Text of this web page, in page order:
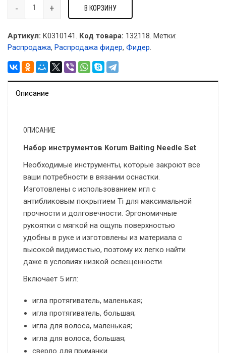
В КОРЗИНУ
Артикул: K0310141. Код товара: 132118. Метки:
Распродажа, Распродажа фидер, Фидер.
Описание
ОПИСАНИЕ
Набор инструментов Korum Baiting Needle Set
Необходимые инструменты, которые закроют все
ваши потребности в вязании оснастки.
Изготовлены с использованием игл с
антибликовым покрытием Ti для максимальной
прочности и долговечности. Эргономичные
рукоятки с мягкой на ощупь поверхностью
удобны в руке и изготовлены из материала с
высокой видимостью, поэтому их легко найти
даже в условиях низкой освещенности.
Включает 5 игл:
игла протягиватель, маленькая;
игла протягиватель, большая;
игла для волоса, маленькая;
игла для волоса, большая;